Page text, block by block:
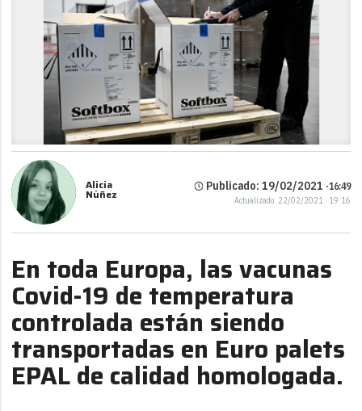
Alicia
Núñez
Publicado: 19/02/2021 ·16:49
Actualizado: 22/02/2021 · 19:16
En toda Europa, las vacunas
Covid-19 de temperatura
controlada están siendo
transportadas en Euro palets
EPAL de calidad homologada.